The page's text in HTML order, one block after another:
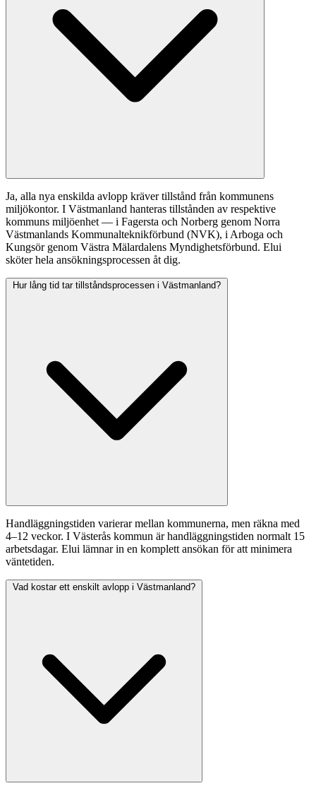
Ja, alla nya enskilda avlopp kräver tillstånd från kommunens
miljökontor. I Västmanland hanteras tillstånden av respektive
kommuns miljöenhet — i Fagersta och Norberg genom Norra
Västmanlands Kommunalteknikförbund (NVK), i Arboga och
Kungsör genom Västra Mälardalens Myndighetsförbund. Elui
sköter hela ansökningsprocessen åt dig.
Hur lång tid tar tillståndsprocessen i Västmanland?
Handläggningstiden varierar mellan kommunerna, men räkna med
4–12 veckor. I Västerås kommun är handläggningstiden normalt 15
arbetsdagar. Elui lämnar in en komplett ansökan för att minimera
väntetiden.
Vad kostar ett enskilt avlopp i Västmanland?